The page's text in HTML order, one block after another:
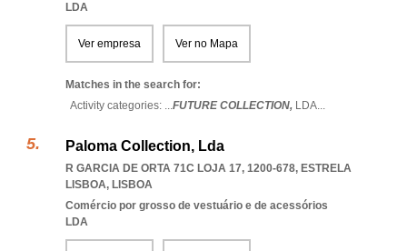
LDA
Ver empresa Ver no Mapa
Matches in the search for:
Activity categories: ...FUTURE COLLECTION, LDA...
Paloma Collection, Lda
R GARCIA DE ORTA 71C LOJA 17, 1200-678, ESTRELA
LISBOA, LISBOA
Comércio por grosso de vestuário e de acessórios
LDA